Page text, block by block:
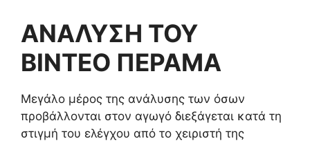
ΑΝΑΛΥΣΗ ΤΟΥ
ΒΙΝΤΕΟ ΠΕΡΑΜΑ
Μεγάλο μέρος της ανάλυσης των όσων
προβάλλονται στον αγωγό διεξάγεται κατά τη
στιγμή του ελέγχου από το χειριστή της